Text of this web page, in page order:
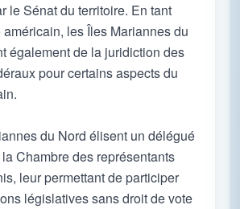
le Sénat du territoire. En tant
les Îles Mariannes du
également de la juridiction des
pour certains aspects du
du Nord élisent un délégué
Chambre des représentants
leur permettant de participer
législatives sans droit de vote